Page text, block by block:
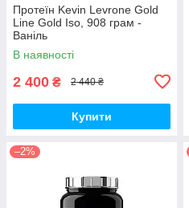
Протеїн Kevin Levrone Gold
Line Gold Iso, 908 грам -
Ваніль
В наявності
2 400 ₴ 2 440 ₴
Купити
–2%